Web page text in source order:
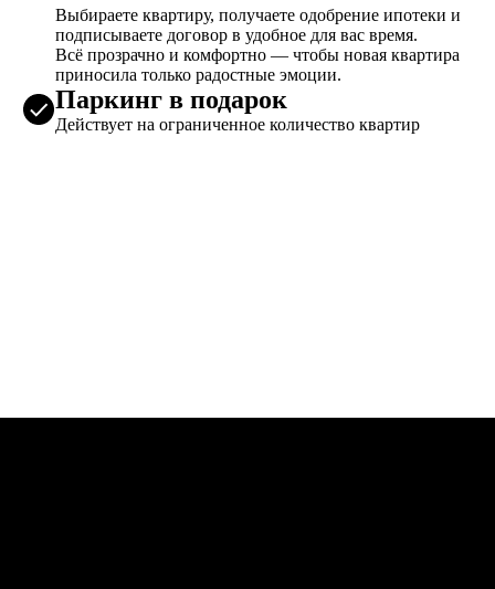
Выбираете квартиру, получаете одобрение ипотеки и
подписываете договор в удобное для вас время.
Всё прозрачно и комфортно — чтобы новая квартира
приносила только радостные эмоции.
Паркинг в подарок
Действует на ограниченное количество квартир